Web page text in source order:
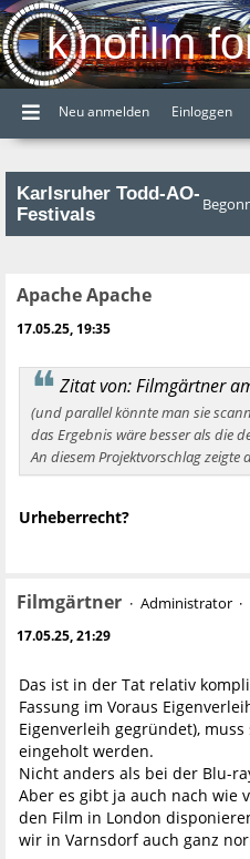
kinofilm
Neu anmelden Einloggen
Karlsruher Todd-AO-
Festivals
Apache Apache
17.05.25, 19:35
Zitat von: Filmgärtner
(und parallel könnte man sie
das Ergebnis wäre besser als die
An diesem Projektvorschlag zeigte
Urheberrecht?
Filmgärtner Administrator
17.05.25, 21:29
Das ist in der Tat relativ
Fassung im Voraus
Eigenverleih gegründet),
eingeholt werden.
Nicht anders als bei der Blu-
Aber es gibt ja auch nach wie
den Film in London
wir in Varnsdorf auch ganz